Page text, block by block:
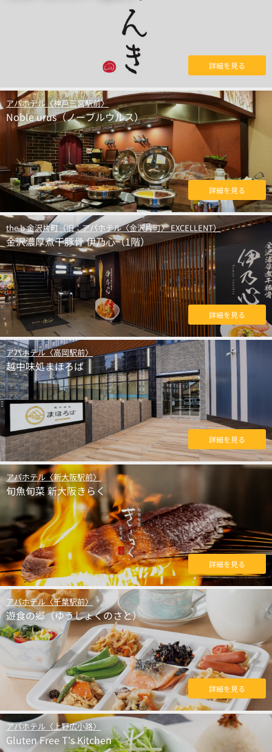
詳細を見る
アパホテル〈神戸三宮駅前〉
Noble urus（ノーブルウルス）
詳細を見る
the b 金沢片町（旧：アパホテル〈金沢片町〉 EXCELLENT）
金沢濃厚煮干豚骨 伊乃心（1階）
詳細を見る
アパホテル〈高岡駅前〉
越中味処まほろば
詳細を見る
アパホテル〈新大阪駅前〉
旬魚旬菜 新大阪きらく
詳細を見る
アパホテル〈千葉駅前〉
遊食の郷（ゆうしょくのさと）
詳細を見る
アパホテル〈上野広小路〉
Gluten Free T's Kitchen